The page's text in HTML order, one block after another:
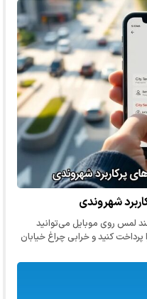
شهروندی
لمس روی موبایل می‌توانید
کنید و خرابی چراغ خیابان
تلفنی و با…